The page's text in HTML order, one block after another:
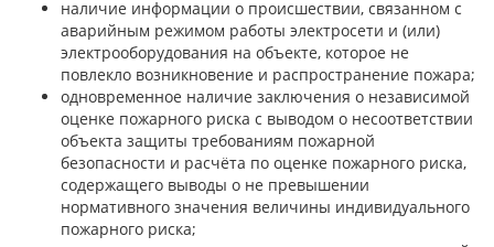
наличие информации о происшествии, связанном с
аварийным режимом работы электросети и (или)
электрооборудования на объекте, которое не
повлекло возникновение и распространение пожара;
одновременное наличие заключения о независимой
оценке пожарного риска с выводом о несоответствии
объекта защиты требованиям пожарной
безопасности и расчёта по оценке пожарного риска,
содержащего выводы о не превышении
нормативного значения величины индивидуального
пожарного риска;